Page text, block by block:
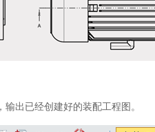
出已经创建好的装配工程图。